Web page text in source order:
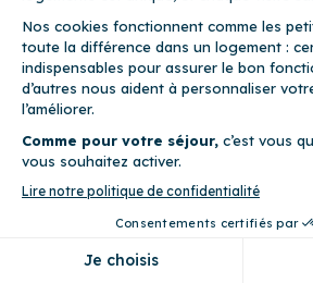
Précédent
Villa Viasol
64 Avenue Joseph Chailley